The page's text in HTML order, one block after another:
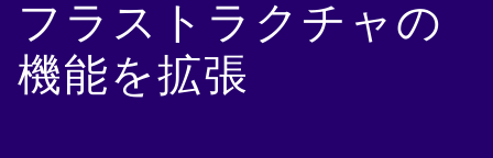
フラストラクチャの
機能を拡張